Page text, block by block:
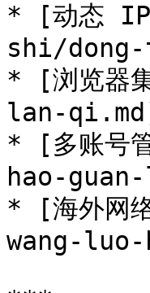
* [动态
shi/
* [浏览器
lan-
* [多账号
hao-
* [海外网
wang-